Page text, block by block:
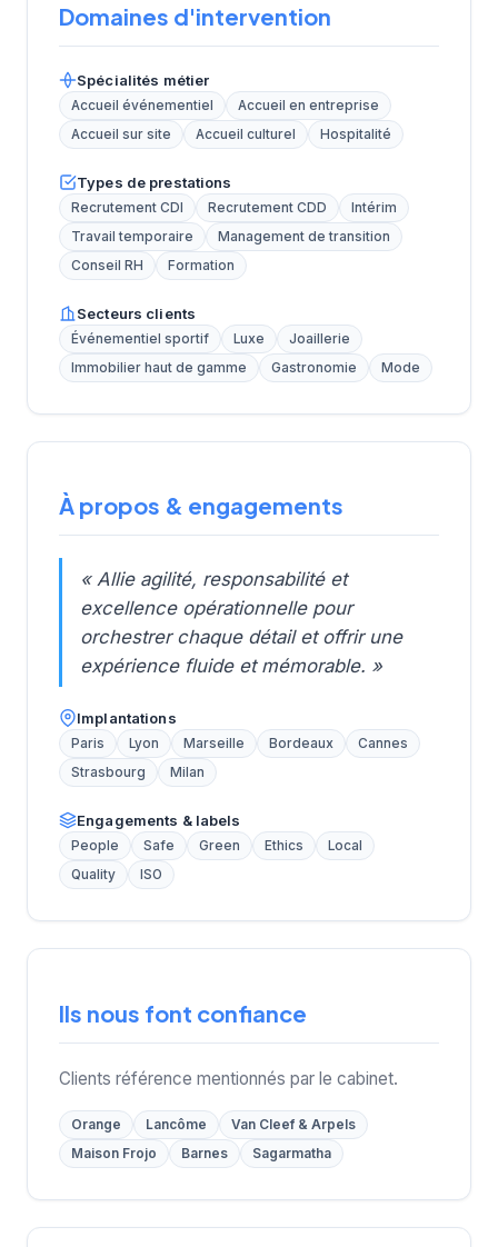
Domaines d'intervention
Spécialités métier
Accueil événementiel
Accueil en entreprise
Accueil sur site
Accueil culturel Hospitalité
Types de prestations
Recrutement CDI Recrutement CDD
Intérim
Travail temporaire
Management de transition
Conseil RH
Formation
Secteurs clients
Événementiel sportif Luxe
Joaillerie
Immobilier haut de gamme
Gastronomie Mode
À propos & engagements
« Allie agilité, responsabilité et
excellence opérationnelle pour
orchestrer chaque détail et offrir une
expérience fluide et mémorable. »
Implantations
Paris Lyon Marseille Bordeaux
Cannes
Strasbourg
Milan
Engagements & labels
People Safe Green Ethics
Local
Quality
ISO
Ils nous font confiance
Clients référence mentionnés par le cabinet.
Orange Lancôme
Van Cleef & Arpels
Maison Frojo
Barnes Sagarmatha